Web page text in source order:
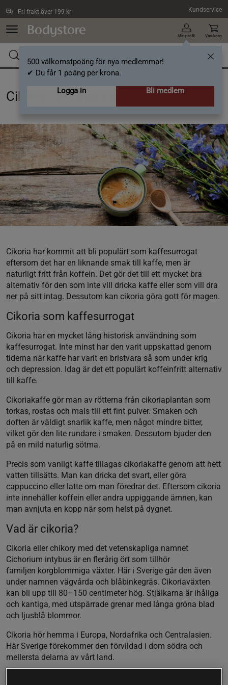
Fri frakt över 199 kr Kundservice
Min profil
500 välkomstpoäng för nya medlemmar!
✔ Du får 1 poäng per krona.
Logga in
Bli medlem
Varukorg
Cikoria - ett populärt kaffesurrogat
Cikoria har kommit att bli populärt som kaffesurrogat
eftersom det har en liknande smak till kaffe, men är
naturligt fritt från koffein. Det gör det till ett mycket bra
alternativ för den som inte vill dricka kaffe eller som vill dra
ner på sitt intag. Dessutom kan cikoria göra gott för magen.
Cikoria som kaffesurrogat
Cikoria har en mycket lång historisk användning som
kaffesurrogat. Inte minst har den varit uppskattad genom
tiderna när kaffe har varit en bristvara så som under krig
och depression. Idag är det ett populärt koffeinfritt alternativ
till kaffe.
Cikoriakaffe gör man av rötterna från cikoriaplantan som
torkas, rostas och mals till ett fint pulver. Smaken och
doften är väldigt snarlik kaffe, men något mindre bitter,
vilket gör den lite rundare i smaken. Dessutom bjuder den
på en mild naturlig sötma.
Precis som vanligt kaffe tillagas cikoriakaffe genom att hett
vatten tillsätts. Man kan dricka det svart, eller göra
cappuccino eller latte om man föredrar det. Eftersom cikoria
inte innehåller koffein eller andra uppiggande ämnen, kan
man avnjuta en kopp när som helst på dygnet.
Vad är cikoria?
Cikoria eller chikory med det vetenskapliga namnet
Cichorium intybus är en flerårig ört som tillhör
familjen korgblommiga växter. Här i Sverige går den även
under namnen vägvårda och blåbinkegräs. Cikoriaväxten
kan bli upp till 80–150 centimeter hög. Stjälkarna är ihåliga
och kantiga, med utspärrade grenar med långa gröna blad
och ljusblå blommor.
Cikoria hör hemma i Europa, Nordafrika och Centralasien.
Här Sverige förekommer den förvildad i dom södra och
mellersta delarna av vårt land.